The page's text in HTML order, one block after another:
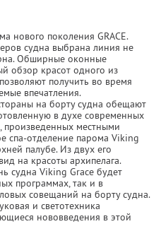
нового поколения GRACE.
судна выбрана линия не
Обширные оконные
обзор красот одного из
получить во время
впечатления.
на борту судна обещают
в духе современных
произведенных местными
спа-отделение парома Viking
палубе. Из двух его
на красоты архипелага.
судна Viking Grace будет
программах, так и в
совещаний на борту судна.
и светотехника
нововведения в этой